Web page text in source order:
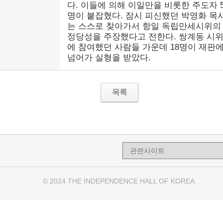
다. 이들에 의해 이일만을 비롯한 주도자
명이 붙잡혔다. 잠시 피신했던 박영화 목
는 스스로 찾아가서 항일 독립만세시위의
정당성을 주장했다고 전한다. 쌍계동 시위
에 참여했던 사람들 가운데 18명이 재판
넘어가 실형을 받았다.
목록
© 2024 THE INDEPENDENCE HALL OF KOREA.